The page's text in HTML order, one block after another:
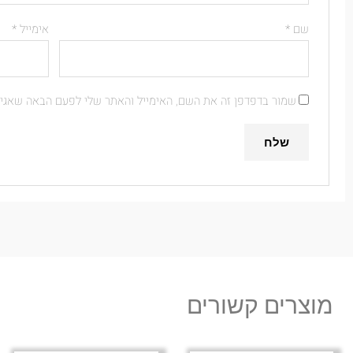
שם* אימייל*
שמור בדפדפן זה את השם, האימייל והאתר שלי לפעם הבאה
מוצרים קשורים